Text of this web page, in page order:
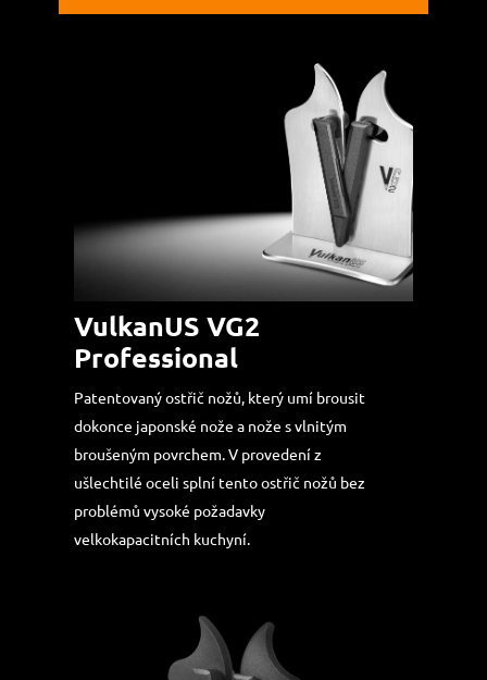
VulkanUS VG2
Professional
Patentovaný ostřič nožů, který umí brousit
dokonce japonské nože a nože s vlnitým
broušeným povrchem. V provedení z
ušlechtilé oceli splní tento ostřič nožů bez
problémů vysoké požadavky
velkokapacitních kuchyní.